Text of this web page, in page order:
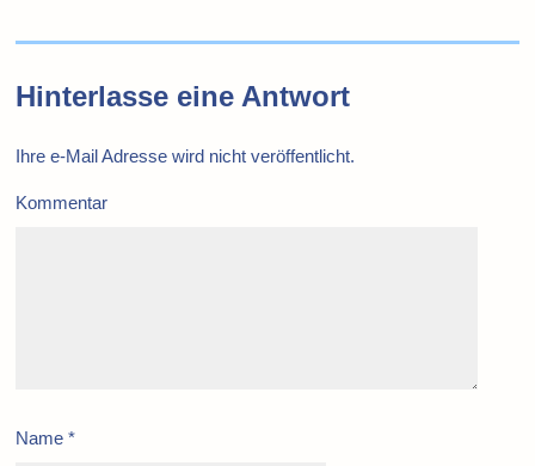
Hinterlasse eine Antwort
Ihre e-Mail Adresse wird nicht veröffentlicht.
Kommentar
Name *